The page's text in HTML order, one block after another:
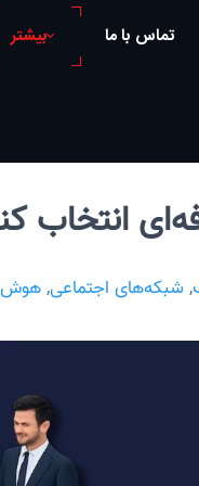
تماس با ما بیشتر
انتخاب
,شبکه‌های اجتماعی,هوش